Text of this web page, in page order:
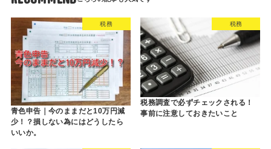
税務
青色申告｜今のままだと10万円減
少！？損しない為にはどうしたら
いいか。
税務
税務調査で必ずチェックされる！
事前に注意しておきたいこと